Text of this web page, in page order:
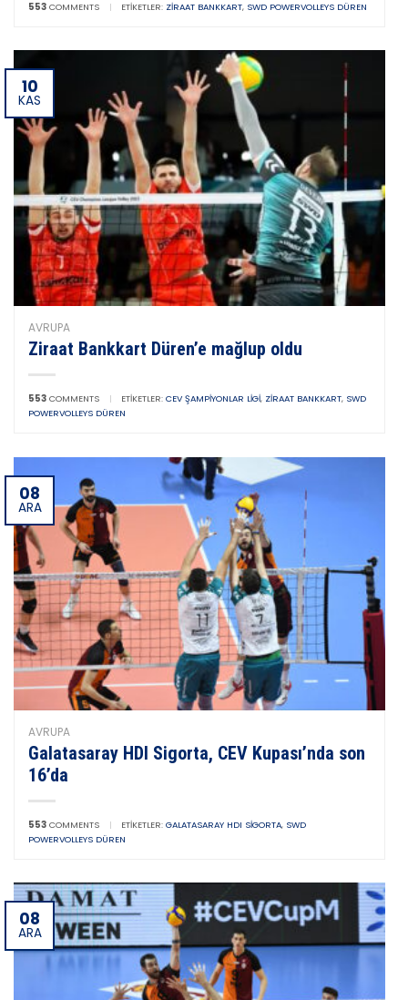
553 COMMENTS | ETIKETLER: ZIRAAT BANKKART, SWD POWERVOLLEYS DÜREN
10
KAS
AVRUPA
Ziraat Bankkart Düren’e mağlup oldu
553 COMMENTS | ETIKETLER: CEV ŞAMPIYONLAR LIGI, ZIRAAT BANKKART, SWD
POWERVOLLEYS DÜREN
08
ARA
AVRUPA
Galatasaray HDI Sigorta, CEV Kupası’nda son
16’da
553 COMMENTS | ETIKETLER: GALATASARAY HDI SIGORTA, SWD
POWERVOLLEYS DÜREN
08
ARA